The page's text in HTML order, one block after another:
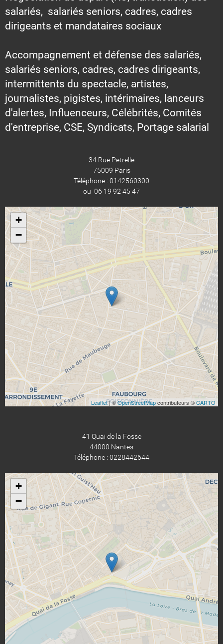
salariés, salariés seniors, cadres, cadres
dirigeants et mandataires sociaux
Accompagnement et défense des salariés,
salariés seniors, cadres, cadres dirigeants,
intermittents du spectacle, artistes,
journalistes, pigistes, intérimaires, lanceurs
d'alertes, Influenceurs, Célébrités, Comités
d'entreprise, CSE, Syndicats, Portage salarial
34 Rue Petrelle
75009 Paris
Téléphone : 0142560300
ou 06 19 92 45 47
+
−
Leaflet| ©OpenStreetMapcontributeurs ©CARTO
41 Quai de la Fosse
44000 Nantes
Téléphone : 0228442644
+
−